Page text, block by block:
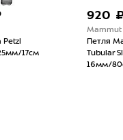
17см
920
Mammut
Петля
Tubular
16мм/